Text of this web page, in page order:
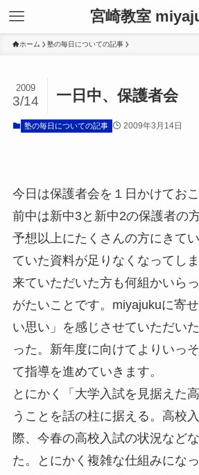
宮崎教室
ホーム 塾の毎日についての記事
一日中、保護者会
2009
3/14
塾の毎日についての記事 2009年3月14日
今日は保護者会を１日かけてお
前中は新中3と新中2の保護者の
予想以上にたくさんの方にきて
ていた資料が足りなくなってし
来ていただいた方も何組かいら
がたいことです。miyajukuに寄
い思い」を感じさせていただい
った。新年度に向けてよりいっ
て指導を進めていきます。
とにかく「大学入試を見据えた
うことを話の柱に据える。高校
際、今春の高校入試の状況など
た。とにかく複雑な仕組みにな